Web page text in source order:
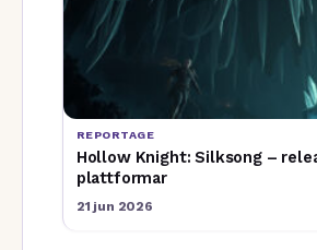
REPORTAGE
Hollow Knight: Silksong –
plattformar
21 jun 2026